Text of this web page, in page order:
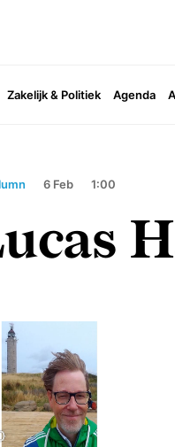
Zakelijk & Politiek Agenda
6 Feb 1:00